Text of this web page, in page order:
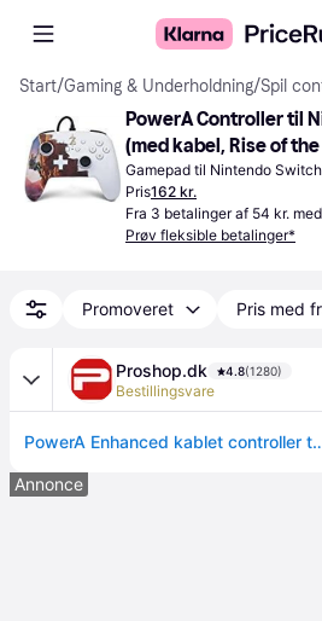
Start/Gaming & Underholdning/Spil
PowerA Controller til
(med kabel, Rise of
licenseret)
Gamepad til Nintendo Switch
Pris162 kr.
Fra 3 betalinger af 54 kr. med
Prøv fleksible betalinger*
Promoveret Pris med
Proshop.dk 4.8(1280)
Bestillingsvare
PowerA Enhanced kablet controller til Nintendo
Annonce